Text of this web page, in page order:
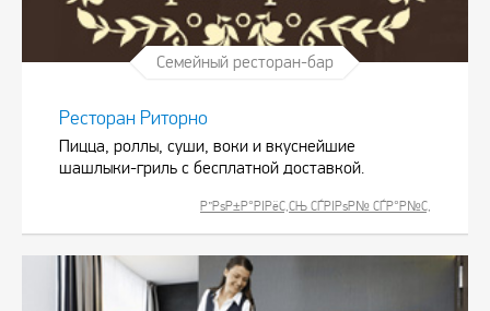
Семейный ресторан-бар
Ресторан Риторно
Пицца, роллы, суши, воки и вкуснейшие
шашлыки-гриль с бесплатной доставкой.
Р”РѕР±Р°РІРёС‚СЊ СЃРІРѕР№ СЃР°Р№С‚